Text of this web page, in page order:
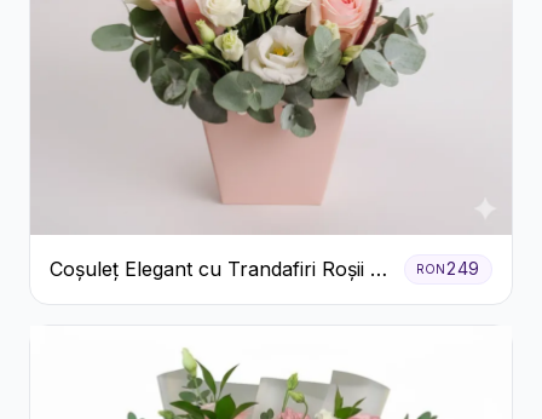
Coșuleț Elegant cu Trandafiri Roșii și
Lisianthus Alb
RON249